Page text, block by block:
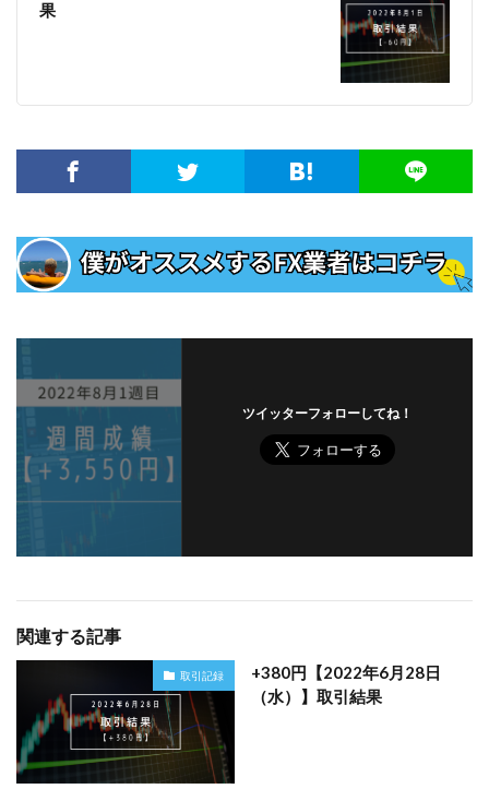
果
ツイッターフォローしてね！
関連する記事
取引記録
+380円【2022年6月28日
（水）】取引結果